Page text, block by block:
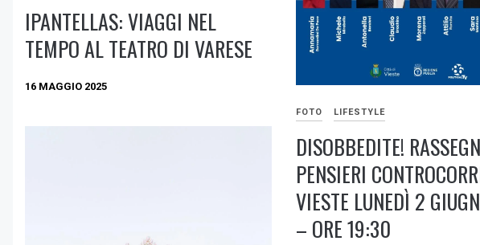
IPANTELLAS: VIAGGI NEL
TEMPO AL TEATRO DI VARESE
16 MAGGIO 2025
FOTO LIFESTYLE
DISOBBEDITE!
PENSIERI
VIESTE LUNEDÌ 2
– ORE 19:30